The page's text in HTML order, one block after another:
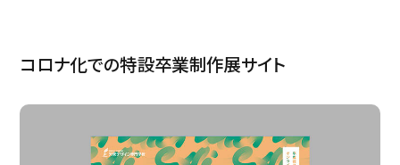
コロナ化での特設卒業制作展サイト
会社概要
カンドウスタイル
アクセス